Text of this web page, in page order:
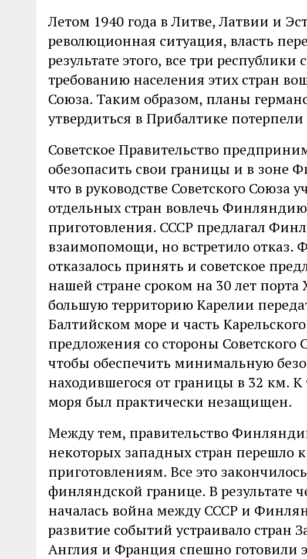
Летом 1940 года в Литве, Латвии и
революционная ситуация, власть
результате этого, все три
требованию населения этих стран
Союза. Таким образом, планы
утвердиться в Прибалтике потерпели
Советское Правительство
обезопасить свои границы и в зоне
что в руководстве Советского Союза
отдельных стран вовлечь
приготовления. СССР предлагал
взаимопомощи, но встретило отказ.
отказалось принять и советское
нашей стране сроком на 30 лет
большую территорию Карелии
Балтийском море и часть
предложения со стороны
чтобы обеспечить минимальную
находившегося от границы в 32 км.
моря был практически незащищен.
Между тем, правительство
некоторых западных стран
приготовлениям. Все это
финляндской границе. В результате
началась война между СССР и
развитие событий устраивало стран
Англия и Франция спешно готовили